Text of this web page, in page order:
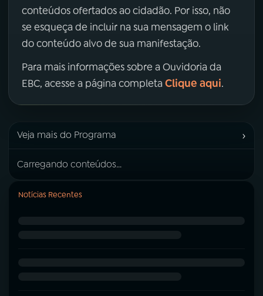
conteúdos ofertados ao cidadão. Por isso, não
se esqueça de incluir na sua mensagem o link
do conteúdo alvo de sua manifestação.
Para mais informações sobre a Ouvidoria da
EBC, acesse a página completa Clique aqui.
Veja mais do Programa ›
Carregando conteúdos...
Notícias Recentes